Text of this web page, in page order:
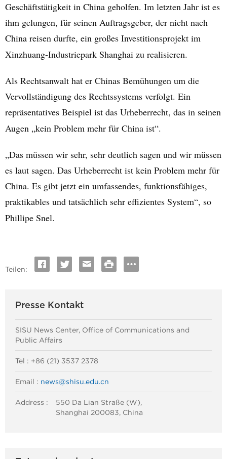
Geschäftstätigkeit in China geholfen. Im letzten Jahr ist es
ihm gelungen, für seinen Auftragsgeber, der nicht nach
China reisen durfte, ein großes Investitionsprojekt im
Xinzhuang-Industriepark Shanghai zu realisieren.
Als Rechtsanwalt hat er Chinas Bemühungen um die
Vervollständigung des Rechtssystems verfolgt. Ein
repräsentatives Beispiel ist das Urheberrecht, das in seinen
Augen „kein Problem mehr für China ist“.
„Das müssen wir sehr, sehr deutlich sagen und wir müssen
es laut sagen. Das Urheberrecht ist kein Problem mehr für
China. Es gibt jetzt ein umfassendes, funktionsfähiges,
praktikables und tatsächlich sehr effizientes System“, so
Phillipe Snel.
Teilen:
Presse Kontakt
SISU News Center, Office of Communications and
Public Affairs
Tel : +86 (21) 3537 2378
Email : news@shisu.edu.cn
Address :
550 Da Lian Straße (W),
Shanghai 200083, China